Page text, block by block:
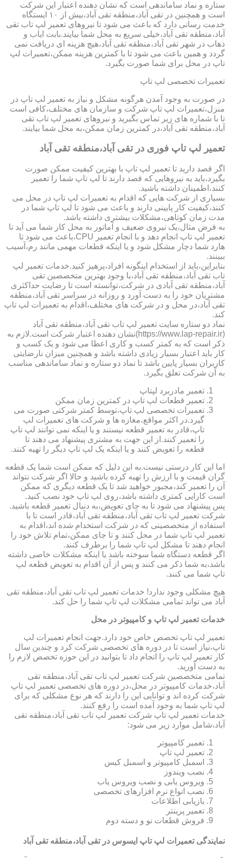
ستاره و نماد ساماندهی است که نشان دهنده اعتبار این شرکت
است و همچنین در تقی آباد،منطقه تقی آباد،بیش از ۱۰ ایستگاه
خدمت رسانی دارد که باعث می شود تا نیروهای تعمیر لپ تاب تقی
آباد،منطقه تقی آباد،خیلی سریع به محل شما بیایند.بابت ایاب و
ذهاب در شهر تقی آباد،منطقه تقی آباد،هیچ هزینه ای دریافت نمی
گردد و همین باعث می شود تا با کمترین هزینه ممکن،تعمیرات لپ
تاپ در محل برای شما صورت بگیرد.
تعمیرات تخصصی لپ تاپ
در صورت به وجود آمدن هرگونه مشکل و نیاز به تعمیر لپ تاپ در
منزل،تعمیرات لپ تاپ شرکت و سازمان های مختلف،کافی است
تا با شماره های زیر تماس بگیرید و نیروهای تعمیر لپ تاب تقی
آباد،منطقه تقی آباد،در کمترین زمان ممکن،به محل شما بیایند.
تعمیر لپ تاپ فوری در تقی آباد،منطقه تقی آباد
اگر قصد دارید تا تعمیر لپ تاپ با بهترین کیفیت ممکن صورت
بگیرد،باید به نیروهایی که قصد دارند تا لپ تاپ شما را تعمیر
کنند،اطمینان داشته باشید.
بسیاری از شرکت هایی که اقدام به تعمیرات لپ تاپ در محل می
کنند،کیفیت کار پایینی دارند و باعث می شود تا لپ تاپ شما در
مدت زمان کوتاهی،مشکلات بیشتری داشته باشد.
به فرض مثال،یک نیروی ضعیف و آماتور به محل کار شما می آید تا
تعمیر لپ تاپ انجام دهد و با انجام تعمیر CPU،باعث می شود تا
هارد شما دچار مشکل شود و یا اینکه قطعات مهمی مانند رم،آسیب
ببینند.
بنابراین،باید از استخدام اینگونه افراد،پرهیز کنید.خدمات تعمیر لپ
تاب تقی آباد،منطقه تقی آباد،با وجود بهترین متخصصین تقی
آباد،منطقه تقی آبادی در شرکت،توانسته است تا رضایت حداکثری
مشتریان خود را به دست آورد و روزانه در سراسر تقی آباد،منطقه
تقی آباد،در محل و در شرکت های مختلف،اقدام به تعمیرات لپ تاپ
کند.
نماد دو ستاره سایت تعمیر لپ تاب تقی آباد،منطقه تقی آباد
(https://www.lap-repair.ir)نشان دهنده اعتبار شرکت است.لازم به
ذکر است که به کمتر کسب و کاری اعطا می شود و یک کسب و
کار باید اعتبار بسیار زیادی داشته باشد و همچنین میزان نارضایتی
کاربران بسیار پایین باشد تا نماد دو ستاره و نماد ساماندهی مناسب
به آن شرکت تعلق بگیرد.
تعمیر مادربرد لپتاپ
تعمیر قطعات لپ تاپ در کمترین زمان ممکن
تعمیرات تخصصی لپ تاپ،توسط کمتر شرکتی صورت می
گیرد.در اکثر مواقع،مغازه ها و شرکت های تعمیرات لپ
تاپ،قادر به تعمیر قطعه نیستند و یا اینکه نمی توانند لپ تاپ
را تعمیر کنند.از این جهت به مشتری پیشنهاد می دهند تا
قطعه را تعویض کنند و یا اینکه یک لپ تاپ دیگر را تهیه کنند.
اما این کار درستی نیست.به این دلیل که ممکن است شما یک قطعه
گران قیمت و با ارزش را تهیه کرده باشید و حالا اگر شرکت نتواند
آن را تعمیر کند،مجبور خواهید شد تا یک قطعه دیگری که ممکن
است کارایی کمتری داشته باشد،روی لپ تاپ خود نصب کنید.
پس پیشنهاد می شود تا به جای تعویض،به دنبال تعمیر قطعه باشید.
شرکت تعمیر لپ تاب تقی آباد،منطقه تقی آباد،قادر است تا با
استفاده از متخصصینی که در شرکت استخدام شده اند،اقدام به
تعمیر لپ تاپ شما در محل کنند و تا جای ممکن،تمام تلاش خود را
انجام دهند تا مشکل لپ تاپ شما را برطرف کنند.
اگر قطعه دستگاه شما سوخته باشد یا اینکه مشکلات خاصی داشته
باشد،به شما ذکر می کنند و پس از آن اقدام به تعویض قطعه لپ
تاپ شما می کنند.
هیچ مشکلی وجود ندارد! خدمات تعمیر لپ تاب تقی آباد،منطقه تقی
آباد می تواند تمامی مشکلات لپ تاپ شما را حل کند.
خدمات تعمیر لپ تاپ و کامپیوتر در محل
تعمیر لپ تاپ تخصص خاص خود دارد.جهت انجام تعمیرات لپ
تاپ،نیاز است تا در دوره های تخصصی شرکت کرد و چندین سال
کار تعمیر لپ تاپ را انجام داد تا بتوانید در این حوزه تخصص لازم را
به دست آورید.
تمامی متخصصین شرکت تعمیر لپ تاب تقی آباد،منطقه تقی
آباد،خدمات کامپیوتر در محل،در دوره های تخصصی تعمیر لپ تاپ
شرکت کرده اند و توانایی این را دارند که هر نوع مشکلی که برای
لپ تاپ شما به وجود آمده است را رفع کنند.
خدمات تعمیر لپ تاپ شرکت تعمیر لپ تاب تقی آباد،منطقه تقی
آباد،شامل موارد زیر می شود:
تعمیر کامپیوتر
تعمیر لپ تاپ
اسمبل کامپیوتر و اسمبل کیس
نصب ویندوز
ویروس یابی و نصب ویروس یاب
نصب انواع نرم افزارهای تخصصی
بازیابی اطلاعات
تعمیر پرینتر
فروش قطعات نو و دسته دوم
نمایندگی تعمیرات لپ تاپ ایسوس در تقی آباد،منطقه تقی آباد